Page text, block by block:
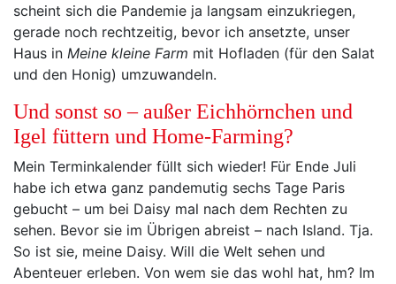
scheint sich die Pandemie ja langsam einzukriegen,
gerade noch rechtzeitig, bevor ich ansetzte, unser
Haus in Meine kleine Farm mit Hofladen (für den Salat
und den Honig) umzuwandeln.
Und sonst so – außer Eichhörnchen und
Igel füttern und Home-Farming?
Mein Terminkalender füllt sich wieder! Für Ende Juli
habe ich etwa ganz pandemutig sechs Tage Paris
gebucht – um bei Daisy mal nach dem Rechten zu
sehen. Bevor sie im Übrigen abreist – nach Island. Tja.
So ist sie, meine Daisy. Will die Welt sehen und
Abenteuer erleben. Von wem sie das wohl hat, hm? Im